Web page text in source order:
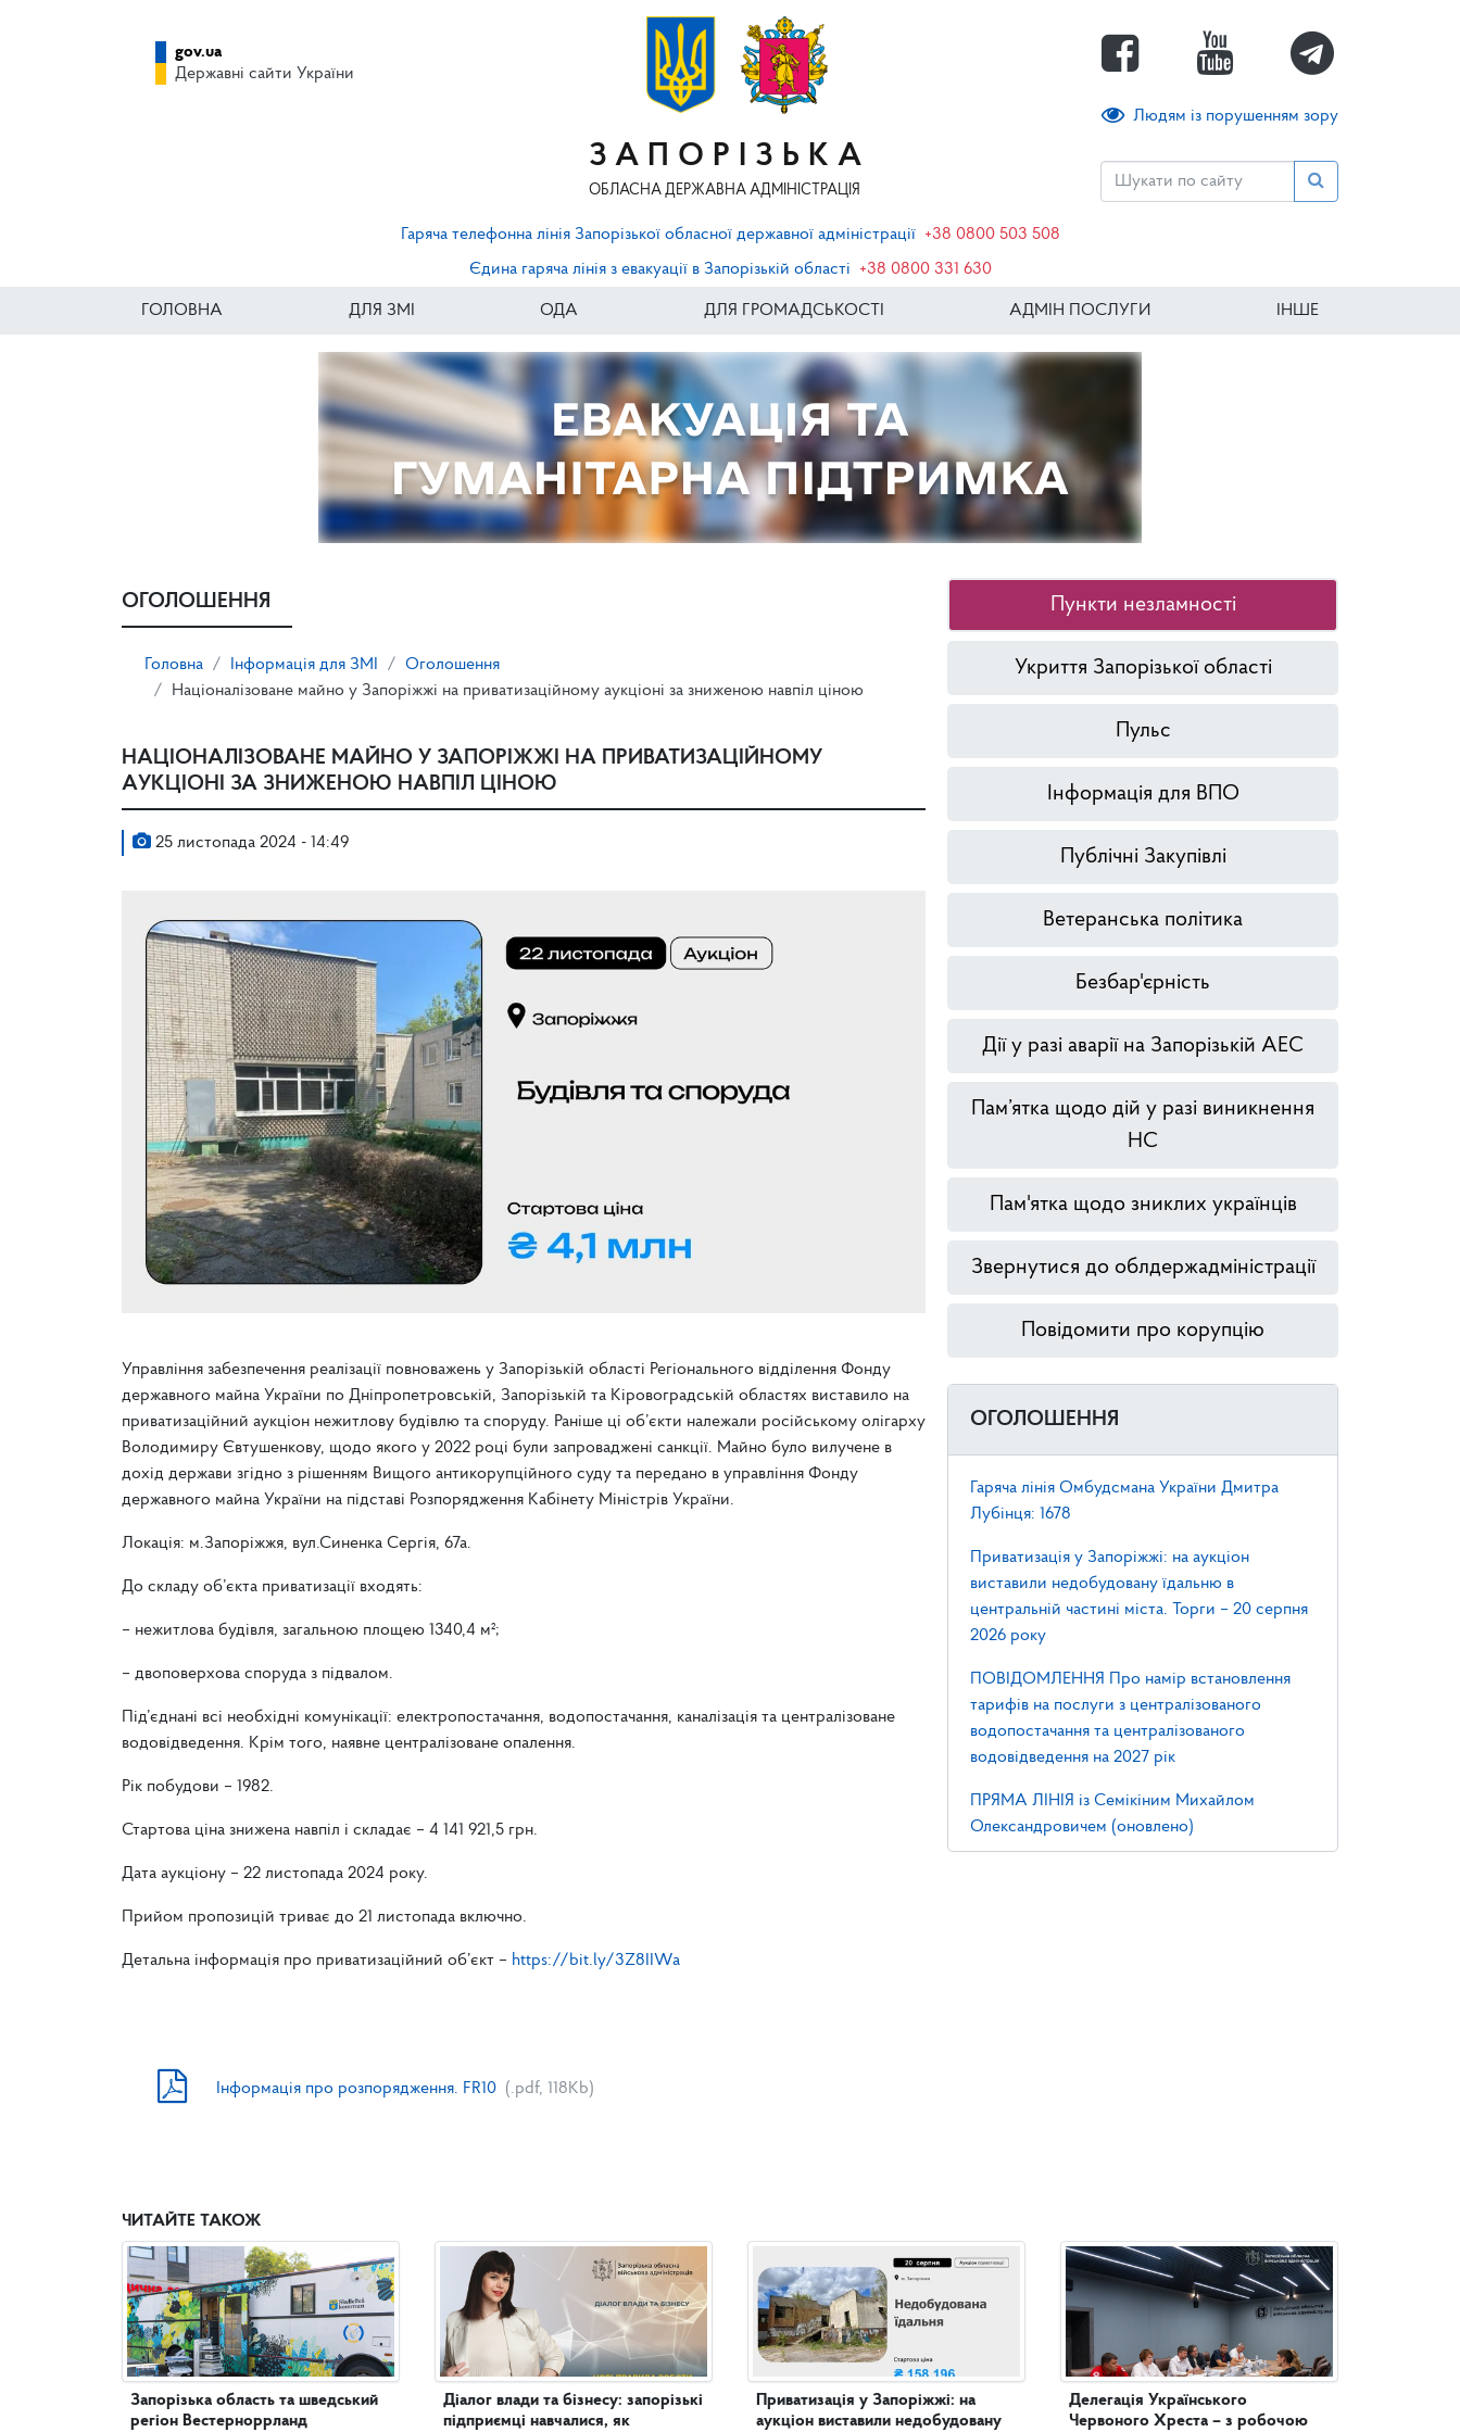
ЗАПОРІЗЬКА
ОБЛАСНА ДЕРЖАВНА АДМІНІСТРАЦІЯ
Людям із порушенням зору
gov.ua
Державні сайти України
Гаряча телефонна лінія Запорізької обласної державної адміністрації +38 0800 503 508
Єдина гаряча лінія з евакуації в Запорізькій області
+38 0800 331 630
ГОЛОВНА ДЛЯ ЗМІ ОДА ДЛЯ ГРОМАДСЬКОСТІ АДМІН ПОСЛУГИ ІНШЕ
ОГОЛОШЕННЯ
Головна Інформація для ЗМІ
Оголошення
Націоналізоване майно у Запоріжжі на приватизаційному аукціоні за зниженою навпіл ціною
НАЦІОНАЛІЗОВАНЕ МАЙНО У ЗАПОРІЖЖІ НА ПРИВАТИЗАЦІЙНОМУ
АУКЦІОНІ ЗА ЗНИЖЕНОЮ НАВПІЛ ЦІНОЮ
25 листопада 2024 - 14:49
Управління забезпечення реалізації повноважень у Запорізькій області Регіонального відділення Фонду
державного майна України по Дніпропетровській, Запорізькій та Кіровоградській областях виставило на
приватизаційний аукціон нежитлову будівлю та споруду. Раніше ці об’єкти належали російському олігарху
Володимиру Євтушенкову, щодо якого у 2022 році були запроваджені санкції. Майно було вилучене в
дохід держави згідно з рішенням Вищого антикорупційного суду та передано в управління Фонду
державного майна України на підставі Розпорядження Кабінету Міністрів України.
Локація: м.Запоріжжя, вул.Синенка Сергія, 67а.
До складу об’єкта приватизації входять:
– нежитлова будівля, загальною площею 1340,4 м²;
– двоповерхова споруда з підвалом.
Під’єднані всі необхідні комунікації: електропостачання, водопостачання, каналізація та централізоване
водовідведення. Крім того, наявне централізоване опалення.
Рік побудови – 1982.
Стартова ціна знижена навпіл і складає – 4 141 921,5 грн.
Дата аукціону – 22 листопада 2024 року.
Прийом пропозицій триває до 21 листопада включно.
Детальна інформація про приватизаційний об’єкт – https://bit.ly/3Z8IIWa
Інформація про розпорядження. FR10 (.pdf, 118Kb)
Пункти незламності
Укриття Запорізької області
Пульс
Інформація для ВПО
Публічні Закупівлі
Ветеранська політика
Безбар'єрність
Дії у разі аварії на Запорізькій АЕС
Пам’ятка щодо дій у разі виникнення
НС
Пам'ятка щодо зниклих українців
Звернутися до облдержадміністрації
Повідомити про корупцію
ОГОЛОШЕННЯ
Гаряча лінія Омбудсмана України Дмитра
Лубінця: 1678
Приватизація у Запоріжжі: на аукціон
виставили недобудовану їдальню в
центральній частині міста. Торги – 20 серпня
2026 року
ПОВІДОМЛЕННЯ Про намір встановлення
тарифів на послуги з централізованого
водопостачання та централізованого
водовідведення на 2027 рік
ПРЯМА ЛІНІЯ із Семікіним Михайлом
Олександровичем (оновлено)
ЧИТАЙТЕ ТАКОЖ
Запорізька область та шведський
регіон Вестерноррланд
Діалог влади та бізнесу: запорізькі
підприємці навчалися, як
Приватизація у Запоріжжі: на
аукціон виставили недобудовану
Делегація Українського
Червоного Хреста – з робочою